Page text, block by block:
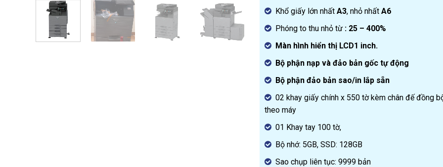
Khổ giấy lớn nhất A3, nhỏ nhất A6
Phóng to thu nhỏ từ : 25 – 400%
Màn hình hiển thị LCD1 inch.
Bộ phận nạp và đảo bản gốc tự động
Bộ phận đảo bản sao/in lắp sẵn
02 khay giấy chính x 550 tờ kèm chân đế đồng
theo máy
01 Khay tay 100 tờ,
Bộ nhớ: 5GB, SSD: 128GB
Sao chụp liên tục: 9999 bản